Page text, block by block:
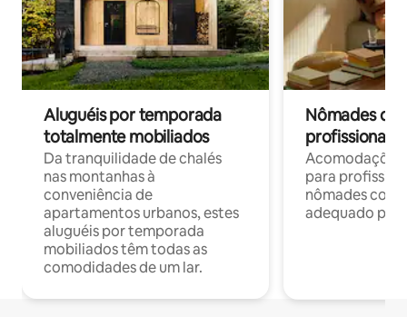
Aluguéis por temporada
totalmente mobiliados
Da tranquilidade de chalés
nas montanhas à
conveniência de
apartamentos urbanos, estes
aluguéis por temporada
mobiliados têm todas as
comodidades de um lar.
Nômades
profissionais
para
nômades com
adequado